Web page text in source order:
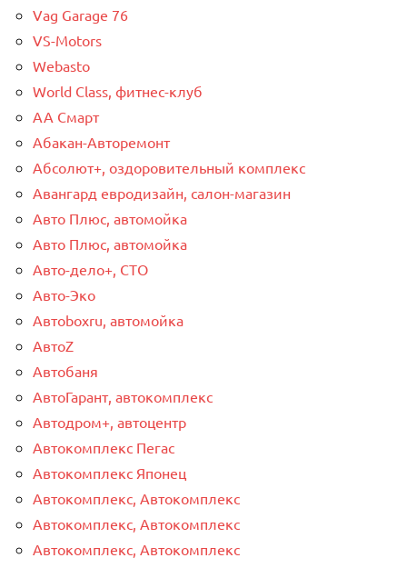
Vag Garage 76
VS-Motors
Webasto
World Class, фитнес-клуб
АА Смарт
Абакан-Авторемонт
Абсолют+, оздоровительный комплекс
Авангард евродизайн, салон-магазин
Авто Плюс, автомойка
Авто Плюс, автомойка
Авто-дело+, СТО
Авто-Эко
Автоboxru, автомойка
АвтоZ
Автобаня
АвтоГарант, автокомплекс
Автодром+, автоцентр
Автокомплекс Пегас
Автокомплекс Японец
Автокомплекс, Автокомплекс
Автокомплекс, Автокомплекс
Автокомплекс, Автокомплекс